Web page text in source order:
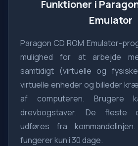
Funktioner i
Emulator
Paragon CD ROM Emulator-
mulighed for at arbejde
samtidigt (virtuelle og
virtuelle enheder og billeder
af computeren. Brugere
drevbogstaver. De fleste
udføres fra
fungerer kun i 30 dage.